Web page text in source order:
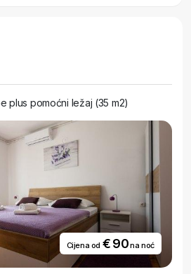
plus pomoćni ležaj (35 m2)
Cijena od € 90na noć